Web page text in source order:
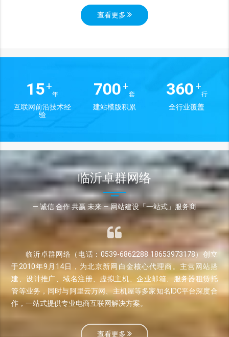
查看更多
15+
年
互联网前沿技术经
验
700 +
套
建站模版积累
360 +
行
全行业覆盖
临沂卓群网络
— 诚信 合作 共赢 未来 — 网站建设「一站式」服务商
临沂卓群网络（电话：0539-6862288 18653973178）创立
于2010年9月14日，为北京新网白金核心代理商。主营网站搭
建、设计推广、域名注册、虚拟主机、企业邮箱、服务器租赁托
管等业务，同时与阿里云万网、主机屋等多家知名IDC平台深度合
作，一站式提供专业电商互联网解决方案。
查看更多